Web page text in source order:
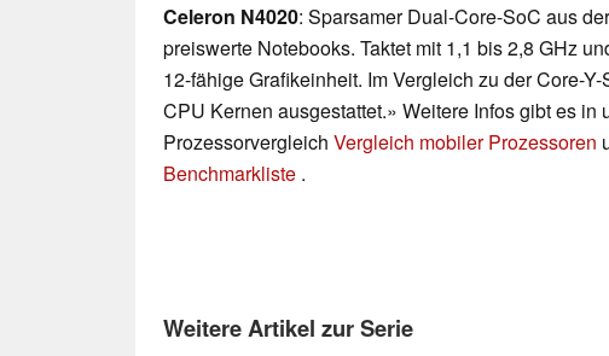
Celeron N4020: Sparsamer Dual-Core-SoC aus
preiswerte Notebooks. Taktet mit 1,1 bis 2,8 GHz
12-fähige Grafikeinheit. Im Vergleich zu der Core-
CPU Kernen ausgestattet.» Weitere Infos gibt es in
Prozessorvergleich Vergleich mobiler Prozessoren
Benchmarkliste .
Weitere Artikel zur Serie